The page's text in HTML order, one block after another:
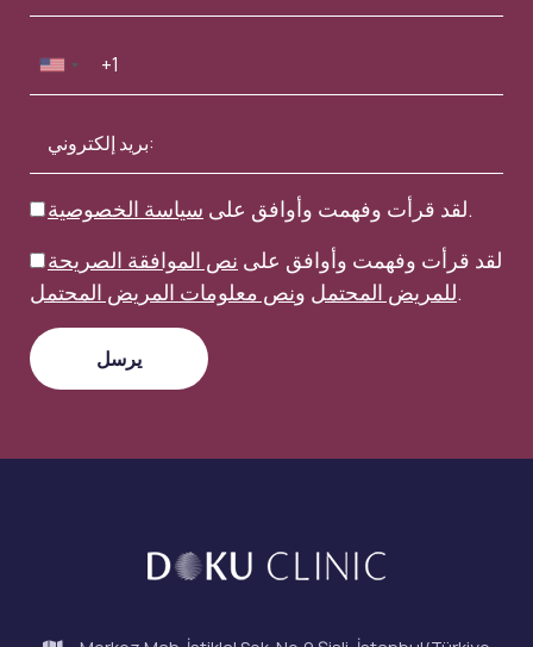
لقد قرأت وفهمت وأوافق على سياسة الخصوصية
.
لقد قرأت وفهمت وأوافق على نص الموافقة الصريحة
للمريض المحتمل ونص معلومات المريض المحتمل .